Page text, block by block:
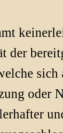
der
oder